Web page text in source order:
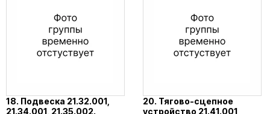
18. Подвеска 21.32.001,
21.34.001, 21.35.002.
20. Тягово-сцепное
устройство 21.41.001